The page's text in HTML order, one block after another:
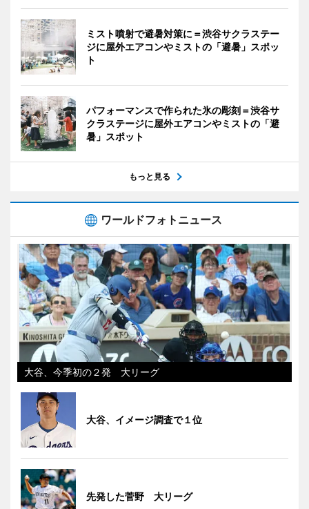
ミスト噴射で避暑対策に＝渋谷サクラステー
ジに屋外エアコンやミストの「避暑」スポッ
ト
パフォーマンスで作られた氷の彫刻＝渋谷サ
クラステージに屋外エアコンやミストの「避
暑」スポット
もっと見る
ワールドフォトニュース
大谷、今季初の２発 大リーグ
大谷、イメージ調査で１位
先発した菅野 大リーグ